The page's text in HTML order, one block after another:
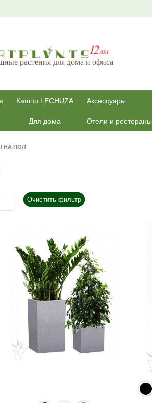
растения для дома и офиса
Кашпо LECHUZA Аксессуары
Для дома Отели и рестораны
НА ПОЛ
Очистить фильтр